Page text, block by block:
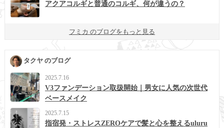
アクアコルギと普通のコルギ、何が違うの？
フミカ のブログをもっと見る
タクヤ のブログ
2025.7.16
V3ファンデーション取扱開始｜男女に人気の次世代
ベースメイク
2025.7.15
指宿発・ストレスZEROケアで髪と心を整えるuluru